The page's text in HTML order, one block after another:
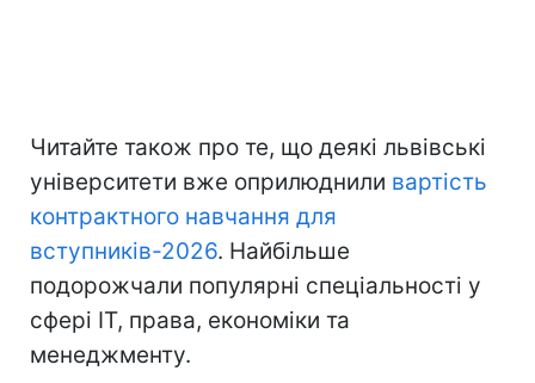
Читайте також про те, що деякі львівські
університети вже оприлюднили вартість
контрактного навчання для
вступників-2026. Найбільше
подорожчали популярні спеціальності у
сфері ІТ, права, економіки та
менеджменту.